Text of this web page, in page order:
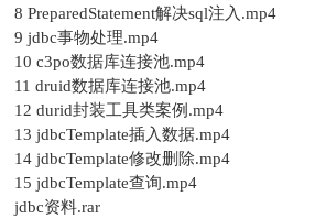
8 PreparedStatement解决sql注入.mp4
9 jdbc事物处理.mp4
10 c3po数据库连接池.mp4
11 druid数据库连接池.mp4
12 durid封装工具类案例.mp4
13 jdbcTemplate插入数据.mp4
14 jdbcTemplate修改删除.mp4
15 jdbcTemplate查询.mp4
jdbc资料.rar